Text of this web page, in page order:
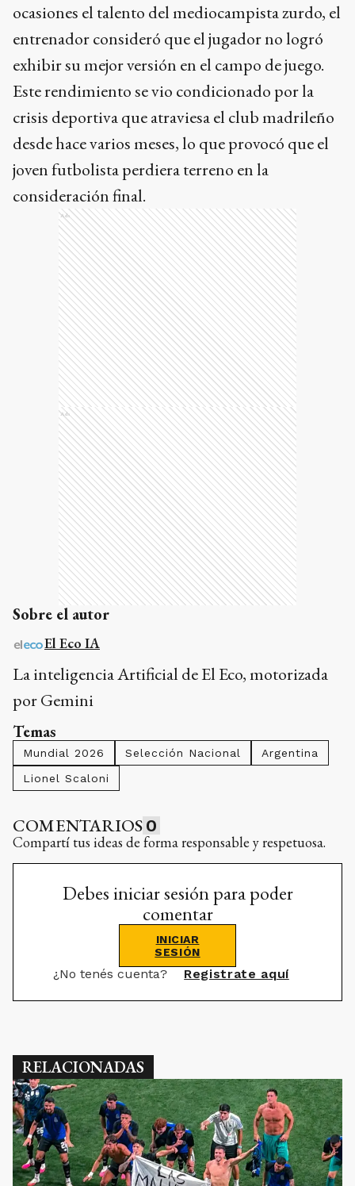
ocasiones el talento del mediocampista zurdo, el
entrenador consideró que el jugador no logró
exhibir su mejor versión en el campo de juego.
Este rendimiento se vio condicionado por la
crisis deportiva que atraviesa el club madrileño
desde hace varios meses, lo que provocó que el
joven futbolista perdiera terreno en la
consideración final.
Ads
Ads
Sobre el autor
El Eco IA
La inteligencia Artificial de El Eco, motorizada
por Gemini
Temas
Mundial 2026 Selección Nacional
Argentina
Lionel Scaloni
COMENTARIOS 0
Compartí tus ideas de forma responsable y respetuosa.
Debes iniciar sesión para poder
comentar
INICIAR
SESIÓN
¿No tenés cuenta? Registrate aquí
RELACIONADAS